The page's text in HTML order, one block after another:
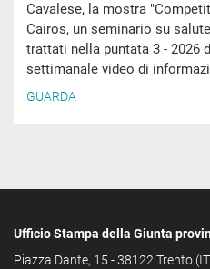
Cavalese, la mostra
Cairos, un seminario su
trattati nella puntata 3 - 2026
settimanale video di
GUARDA
Ufficio Stampa della Giunta
Piazza Dante, 15 - 38122 Trento